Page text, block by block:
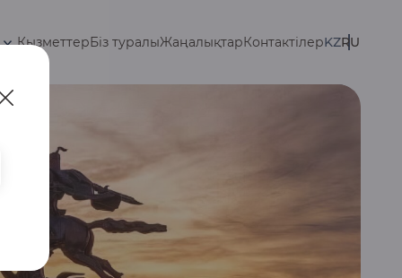
ҚызметтерБіз туралыЖаңалықтарКонтактілерKZRU